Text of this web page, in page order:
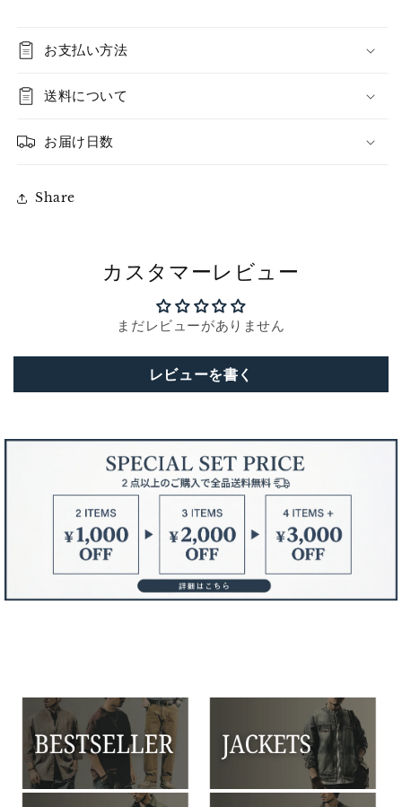
お支払い方法
送料について
お届け日数
Share
カスタマーレビュー
まだレビューがありません
レビューを書く